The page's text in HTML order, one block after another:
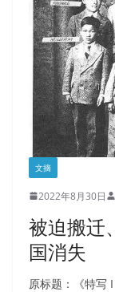
文摘
2022年8月30日
被迫搬迁
国消失
原标题：《特写